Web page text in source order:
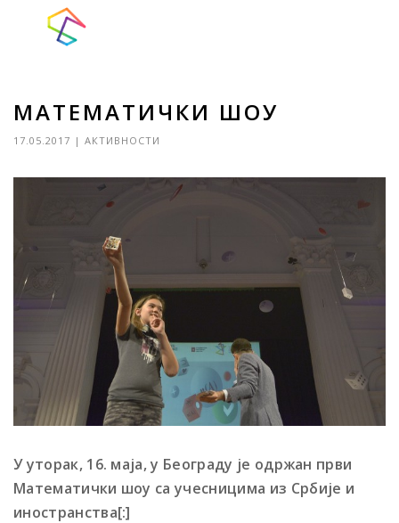
МАТЕМАТИЧКИ ШОУ
17.05.2017 | АКТИВНОСТИ
У уторак, 16. маја, у Београду је одржан први
Математички шоу са учесницима из Србије и
иностранства[:]